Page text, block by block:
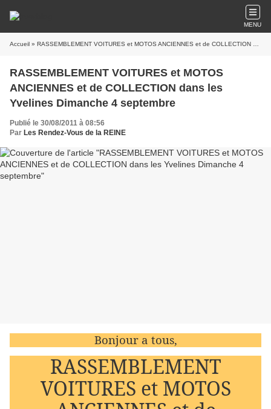
MENU
Accueil » RASSEMBLEMENT VOITURES et MOTOS ANCIENNES et de COLLECTION dans les Yvelines Dimanche 4 septembre
RASSEMBLEMENT VOITURES et MOTOS
ANCIENNES et de COLLECTION dans les
Yvelines Dimanche 4 septembre
Publié le 30/08/2011 à 08:56
Par Les Rendez-Vous de la REINE
Bonjour a tous,
RASSEMBLEMENT
VOITURES et MOTOS